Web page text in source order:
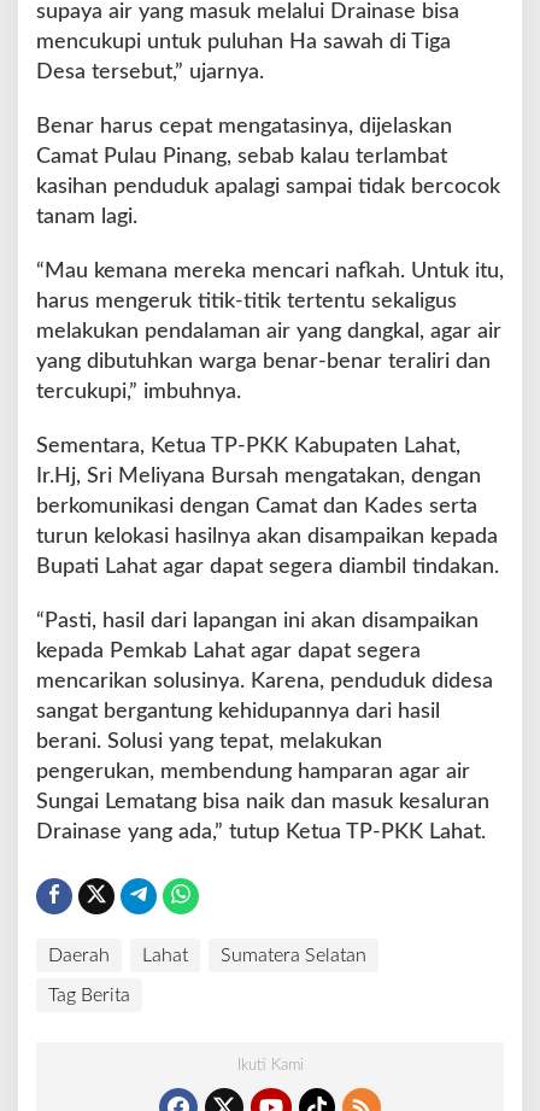
supaya air yang masuk melalui Drainase bisa
mencukupi untuk puluhan Ha sawah di Tiga
Desa tersebut,” ujarnya.
Benar harus cepat mengatasinya, dijelaskan
Camat Pulau Pinang, sebab kalau terlambat
kasihan penduduk apalagi sampai tidak bercocok
tanam lagi.
“Mau kemana mereka mencari nafkah. Untuk itu,
harus mengeruk titik-titik tertentu sekaligus
melakukan pendalaman air yang dangkal, agar air
yang dibutuhkan warga benar-benar teraliri dan
tercukupi,” imbuhnya.
Sementara, Ketua TP-PKK Kabupaten Lahat,
Ir.Hj, Sri Meliyana Bursah mengatakan, dengan
berkomunikasi dengan Camat dan Kades serta
turun kelokasi hasilnya akan disampaikan kepada
Bupati Lahat agar dapat segera diambil tindakan.
“Pasti, hasil dari lapangan ini akan disampaikan
kepada Pemkab Lahat agar dapat segera
mencarikan solusinya. Karena, penduduk didesa
sangat bergantung kehidupannya dari hasil
berani. Solusi yang tepat, melakukan
pengerukan, membendung hamparan agar air
Sungai Lematang bisa naik dan masuk kesaluran
Drainase yang ada,” tutup Ketua TP-PKK Lahat.
Daerah Lahat Sumatera Selatan
Tag Berita
Ikuti Kami